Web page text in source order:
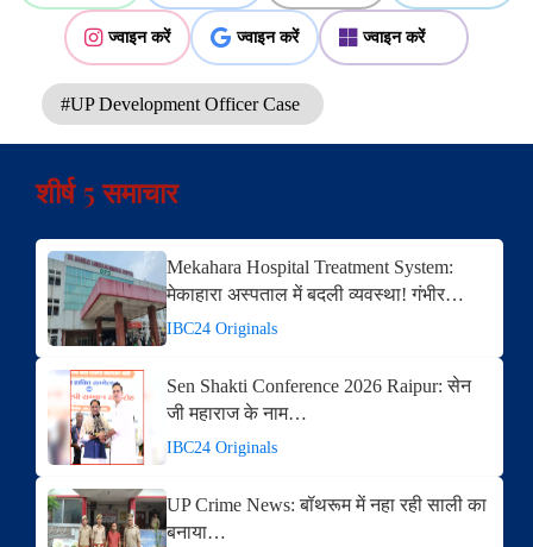
ज्वाइन करें ज्वाइन करें ज्वाइन करें
#UP Development Officer Case
शीर्ष 5 समाचार
Mekahara Hospital Treatment System:
मेकाहारा अस्पताल में बदली व्यवस्था! गंभीर…
IBC24 Originals
Sen Shakti Conference 2026 Raipur: सेन
जी महाराज के नाम…
IBC24 Originals
UP Crime News: बॉथरूम में नहा रही साली का
बनाया…